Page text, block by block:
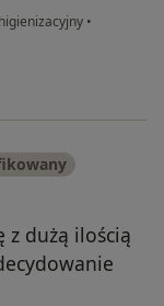
•
z dużą ilością